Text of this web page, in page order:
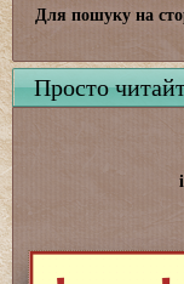
Для пошуку на
Просто